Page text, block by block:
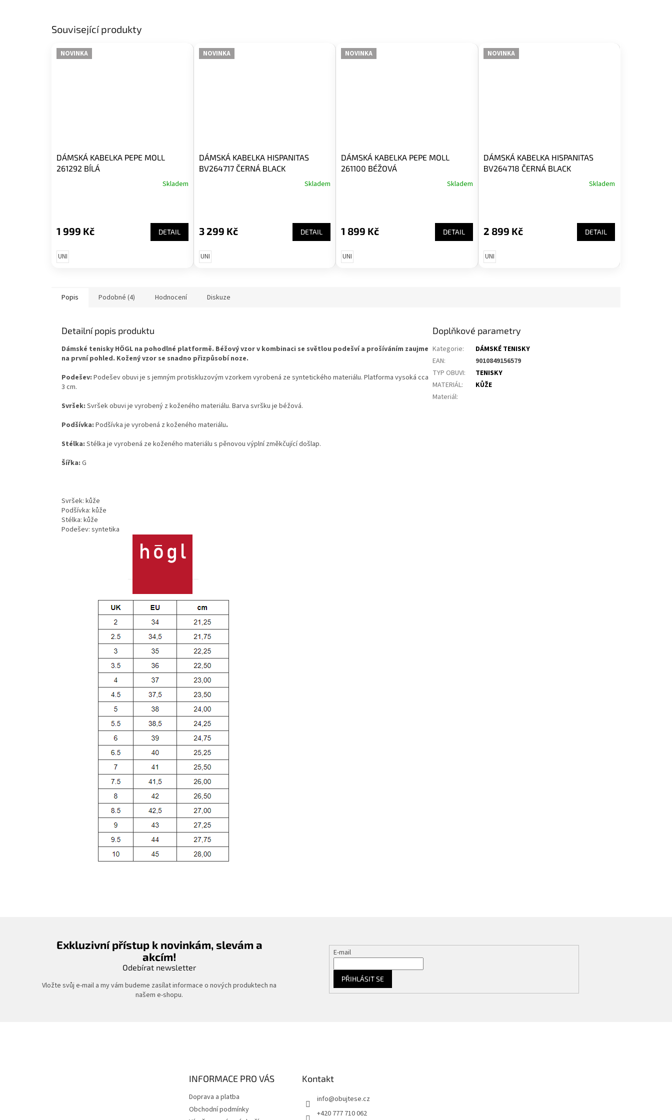
Související produkty
NOVINKA
DÁMSKÁ KABELKA PEPE MOLL
261292 BÍLÁ
Skladem
1 999 Kč DETAIL
UNI
NOVINKA
DÁMSKÁ KABELKA HISPANITAS
BV264717 ČERNÁ BLACK
Skladem
3 299 Kč DETAIL
UNI
NOVINKA
DÁMSKÁ KABELKA PEPE MOLL
261100 BÉŽOVÁ
Skladem
1 899 Kč DETAIL
UNI
NOVINKA
DÁMSKÁ KABELKA HISPANITAS
BV264718 ČERNÁ BLACK
Skladem
2 899 Kč DETAIL
UNI
Popis Podobné (4) Hodnocení Diskuze
Detailní popis produktu
Dámské tenisky HÖGL na pohodlné platformě. Béžový vzor v kombinaci se světlou podešví a prošíváním zaujme
na první pohled. Kožený vzor se snadno přizpůsobí noze.
Podešev: Podešev obuvi je s jemným protiskluzovým vzorkem vyrobená ze syntetického materiálu. Platforma vysoká cca
3 cm.
Svršek: Svršek obuvi je vyrobený z koženého materiálu. Barva svršku je béžová.
Podšívka: Podšívka je vyrobená z koženého materiálu.
Stélka: Stélka je vyrobená ze koženého materiálu s pěnovou výplní změkčující došlap.
Šířka: G
Svršek: kůže
Podšívka: kůže
Stélka: kůže
Podešev: syntetika
Doplňkové parametry
Kategorie:
DÁMSKÉ TENISKY
EAN:
9010849156579
TYP OBUVI:
TENISKY
MATERIÁL:
KŮŽE
Materiál:
Exkluzivní přístup k novinkám, slevám a
akcím!
Odebírat newsletter
Vložte svůj e-mail a my vám budeme zasílat informace o nových produktech na
našem e-shopu.
E-mail
PŘIHLÁSIT SE
INFORMACE PRO VÁS
Doprava a platba
Obchodní podmínky
Kontakt
info@obujtese.cz
+420 777 710 062